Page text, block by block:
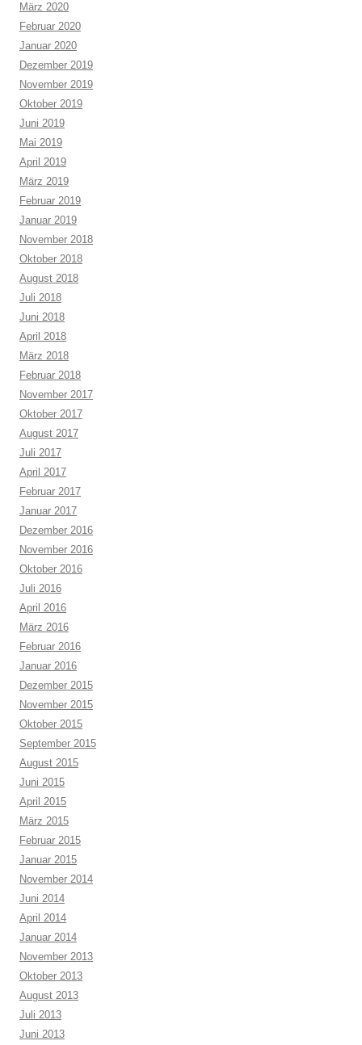
März 2020
Februar 2020
Januar 2020
Dezember 2019
November 2019
Oktober 2019
Juni 2019
Mai 2019
April 2019
März 2019
Februar 2019
Januar 2019
November 2018
Oktober 2018
August 2018
Juli 2018
Juni 2018
April 2018
März 2018
Februar 2018
November 2017
Oktober 2017
August 2017
Juli 2017
April 2017
Februar 2017
Januar 2017
Dezember 2016
November 2016
Oktober 2016
Juli 2016
April 2016
März 2016
Februar 2016
Januar 2016
Dezember 2015
November 2015
Oktober 2015
September 2015
August 2015
Juni 2015
April 2015
März 2015
Februar 2015
Januar 2015
November 2014
Juni 2014
April 2014
Januar 2014
November 2013
Oktober 2013
August 2013
Juli 2013
Juni 2013